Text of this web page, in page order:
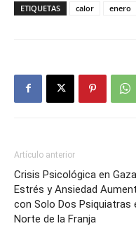
ETIQUETAS calor enero
Artículo anterior
Crisis Psicológica en
Estrés y Ansiedad
con Solo Dos Psiquiatras
Norte de la Franja